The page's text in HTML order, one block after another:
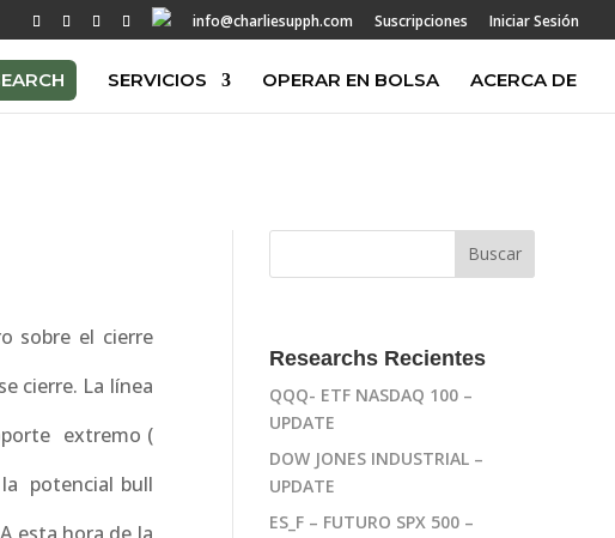
info@charliesupph.com Suscripciones Iniciar Sesión
SERVICIOS OPERAR EN BOLSA ACERCA DE
sobre el cierre
cierre. La línea
extremo (
potencial bull
Researchs Recientes
QQQ- ETF NASDAQ 100 –
UPDATE
DOW JONES INDUSTRIAL –
UPDATE
ES_F – FUTURO SPX 500 –